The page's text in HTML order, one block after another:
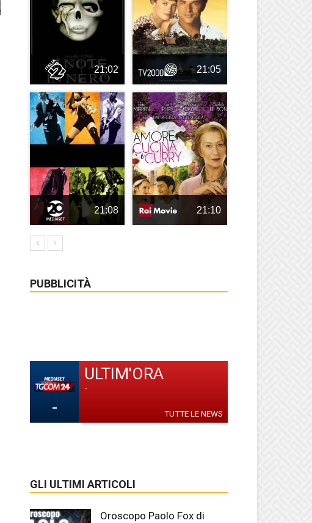
21:02 21:05
21:08 21:10
PUBBLICITÀ
-
ULTIM'ORA
-
TUTTE LE NEWS
GLI ULTIMI ARTICOLI
Oroscopo Paolo Fox di